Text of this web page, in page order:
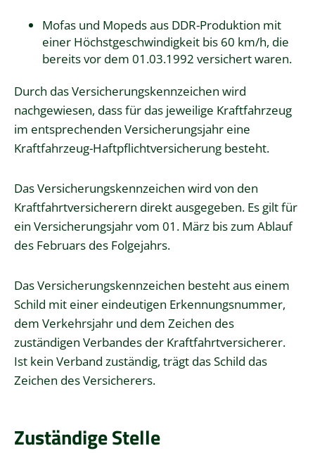
Mofas und Mopeds aus DDR-Produktion mit
einer Höchstgeschwindigkeit bis 60 km/h, die
bereits vor dem 01.03.1992 versichert waren.
Durch das Versicherungskennzeichen wird
nachgewiesen, dass für das jeweilige Kraftfahrzeug
im entsprechenden Versicherungsjahr eine
Kraftfahrzeug-Haftpflichtversicherung besteht.
Das Versicherungskennzeichen wird von den
Kraftfahrtversicherern direkt ausgegeben. Es gilt für
ein Versicherungsjahr vom 01. März bis zum Ablauf
des Februars des Folgejahrs.
Das Versicherungskennzeichen besteht aus einem
Schild mit einer eindeutigen Erkennungsnummer,
dem Verkehrsjahr und dem Zeichen des
zuständigen Verbandes der Kraftfahrtversicherer.
Ist kein Verband zuständig, trägt das Schild das
Zeichen des Versicherers.
Zuständige Stelle